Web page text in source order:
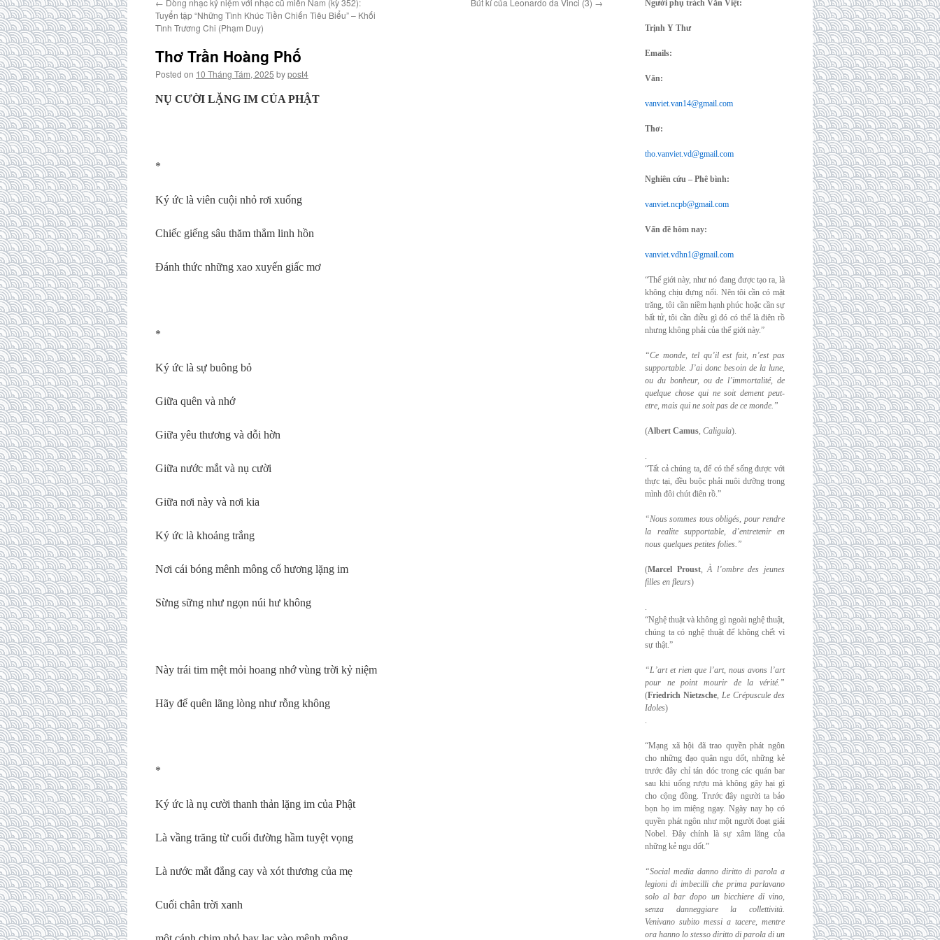
← Dòng nhạc kỷ niệm với nhạc cũ miền Nam (kỳ 352):
Tuyển tập “Những Tình Khúc Tiền Chiến Tiêu Biểu” – Khối
Tình Trương Chi (Phạm Duy)
Bút kí của Leonardo da Vinci (3) →
Thơ Trần Hoàng Phố
Posted on 10 Tháng Tám, 2025 bypost4
NỤ CƯỜI LẶNG IM CỦA PHẬT
*
Ký ức là viên cuội nhỏ rơi xuống
Chiếc giếng sâu thăm thẳm linh hồn
Đánh thức những xao xuyến giấc mơ
*
Ký ức là sự buông bỏ
Giữa quên và nhớ
Giữa yêu thương và dỗi hờn
Giữa nước mắt và nụ cười
Giữa nơi này và nơi kia
Ký ức là khoảng trắng
Nơi cái bóng mênh mông cố hương lặng im
Sừng sững như ngọn núi hư không
Này trái tim mệt mỏi hoang nhớ vùng trời kỷ niệm
Hãy để quên lãng lòng như rỗng không
*
Ký ức là nụ cười thanh thản lặng im của Phật
Là vầng trăng từ cuối đường hầm tuyệt vọng
Là nước mắt đắng cay và xót thương của mẹ
Cuối chân trời xanh
Người phụ trách Văn Việt:
Trịnh Y Thư
Emails:
Văn:
vanviet.van14@gmail.com
Thơ:
tho.vanviet.vd@gmail.com
Nghiên cứu – Phê bình:
vanviet.ncpb@gmail.com
Vấn đề hôm nay:
vanviet.vdhn1@gmail.com
“Thế giới này, như nó đang được tạo ra, là
không chịu đựng nổi. Nên tôi cần có mặt
trăng, tôi cần niềm hạnh phúc hoặc cần sự
bất tử, tôi cần điều gì đó có thể là điên rồ
nhưng không phải của thế giới này.”
“Ce monde, tel qu’il est fait, n’est pas
supportable. J’ai donc besoin de la lune,
ou du bonheur, ou de l’immortalité, de
quelque chose qui ne soit dement peut-
etre, mais qui ne soit pas de ce monde.”
(Albert Camus, Caligula).
.
“Tất cả chúng ta, để có thể sống được với
thực tại, đều buộc phải nuôi dưỡng trong
mình đôi chút điên rồ.”
“Nous sommes tous obligés, pour rendre
la realite supportable, d’entretenir en
nous quelques petites folies.”
(Marcel Proust,À l’ombre des jeunes
filles en fleurs)
.
“Nghệ thuật và không gì ngoài nghệ thuật,
chúng ta có nghệ thuật để không chết vì
sự thật.”
“L’art et rien que l’art, nous avons l’art
pour ne point mourir de la vérité.”
(Friedrich Nietzsche, Le Crépuscule des
Idoles)
.
“Mạng xã hội đã trao quyền phát ngôn
cho những đạo quân ngu dốt, những kẻ
trước đây chỉ tán dóc trong các quán bar
sau khi uống rượu mà không gây hại gì
cho cộng đồng. Trước đây người ta bảo
bọn họ im miệng ngay. Ngày nay họ có
quyền phát ngôn như một người đoạt giải
Nobel. Đây chính là sự xâm lăng của
những kẻ ngu dốt.”
“Social media danno diritto di parola a
legioni di imbecilli che prima parlavano
solo albar dopo un bicchiere di vino,
senza danneggiare la collettività.
Venivano subito messi a tacere, mentre
ora hanno lo stesso diritto di parola di un